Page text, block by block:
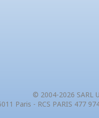
© 2004-2026 SARL
Paris - RCS PARIS 477